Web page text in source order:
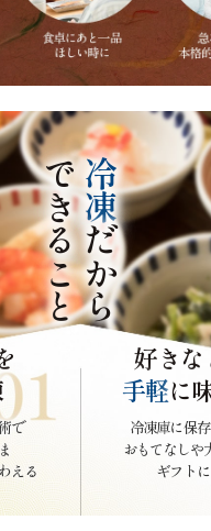
冷凍
だから
できること
で
える
好き
手軽に
冷凍庫に保
おもてなしや
ギフト